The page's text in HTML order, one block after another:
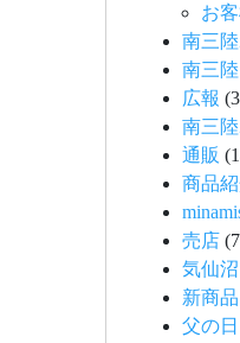
お
南三
南三陸
広報
南三
通販
商品
売店
気仙沼
新商品
父の日